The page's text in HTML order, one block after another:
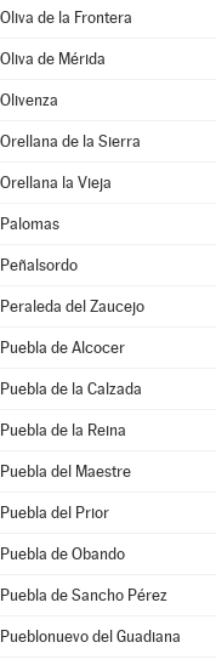
Oliva de la Frontera
Oliva de Mérida
Olivenza
Orellana de la Sierra
Orellana la Vieja
Palomas
Peñalsordo
Peraleda del Zaucejo
Puebla de Alcocer
Puebla de la Calzada
Puebla de la Reina
Puebla del Maestre
Puebla del Prior
Puebla de Obando
Puebla de Sancho Pérez
Pueblonuevo del Guadiana